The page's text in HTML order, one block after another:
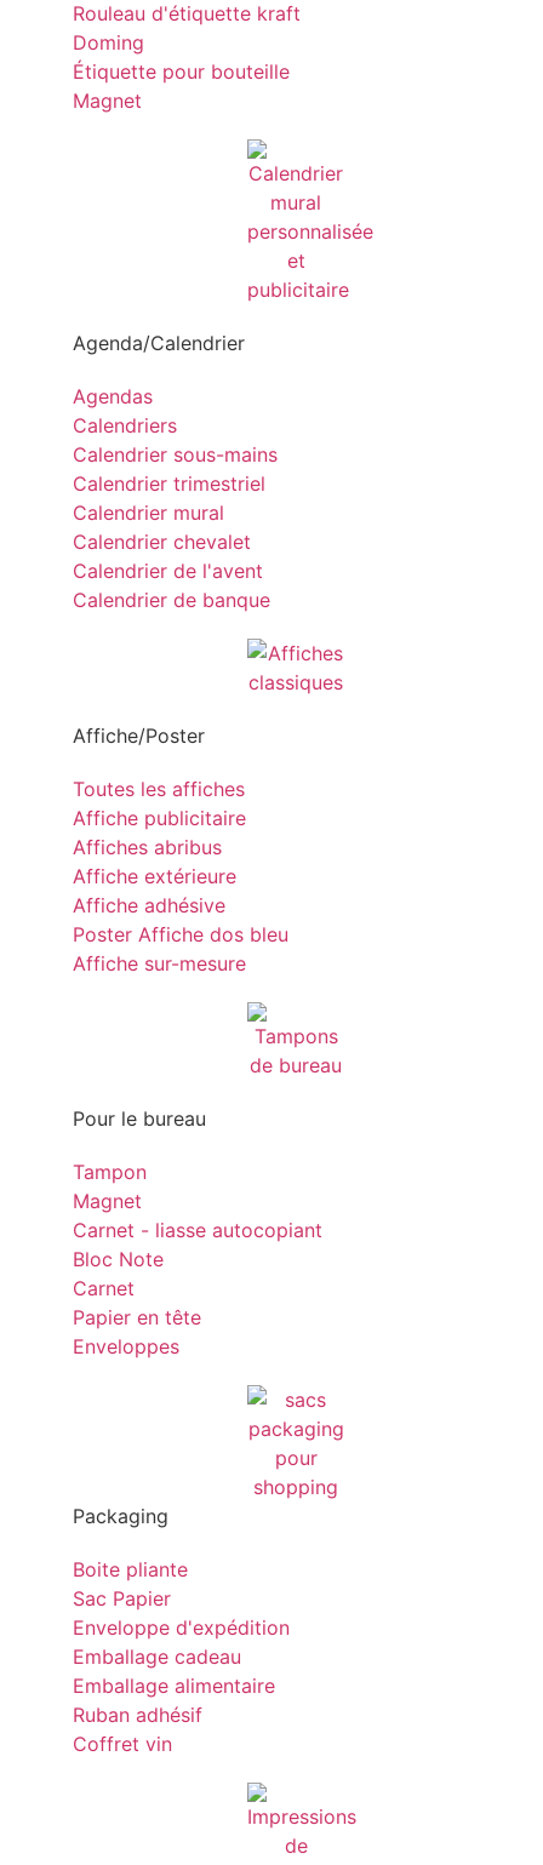
Rouleau d'étiquette kraft
Doming
Étiquette pour bouteille
Magnet
Agenda/Calendrier
Agendas
Calendriers
Calendrier sous-mains
Calendrier trimestriel
Calendrier mural
Calendrier chevalet
Calendrier de l'avent
Calendrier de banque
Affiche/Poster
Toutes les affiches
Affiche publicitaire
Affiches abribus
Affiche extérieure
Affiche adhésive
Poster Affiche dos bleu
Affiche sur-mesure
Pour le bureau
Tampon
Magnet
Carnet - liasse autocopiant
Bloc Note
Carnet
Papier en tête
Enveloppes
Packaging
Boite pliante
Sac Papier
Enveloppe d'expédition
Emballage cadeau
Emballage alimentaire
Ruban adhésif
Coffret vin